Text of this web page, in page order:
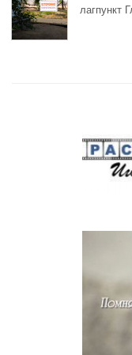
лагпункт